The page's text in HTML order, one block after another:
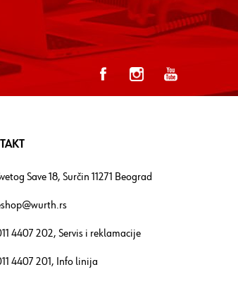
Save 18, Surčin 11271 Beograd
4407 202, Servis i reklamacije
4407 201, Info linija